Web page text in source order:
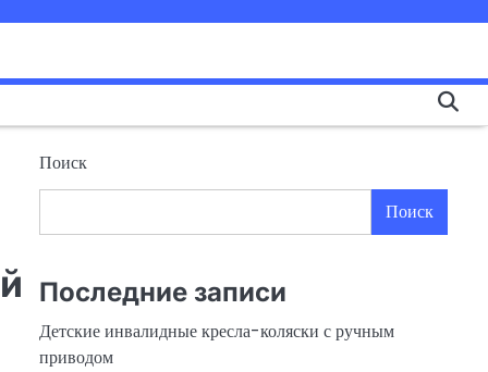
Поиск
Поиск
Последние записи
Детские инвалидные кресла-коляски с ручным
приводом